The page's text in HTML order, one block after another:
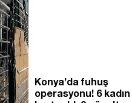
Konya’da fuhuş
operasyonu! 6 kadın